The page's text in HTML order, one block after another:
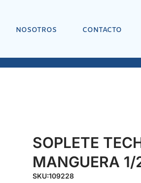
NOSOTROS CONTACTO
SOPLETE
MANGUERA 1/
SKU:109228